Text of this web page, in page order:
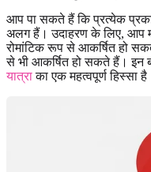
आप पा सकते हैं कि प्रत्येक
अलग हैं। उदाहरण के लिए, आप
रोमांटिक रूप से आकर्षित हो
से भी आकर्षित हो सकते हैं। इन
यात्राका एक महत्वपूर्ण हिस्सा